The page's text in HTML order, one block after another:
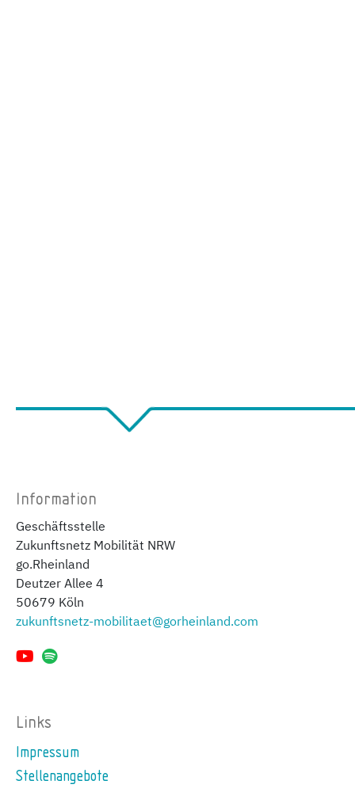
Information
Geschäftsstelle
Zukunftsnetz Mobilität NRW
go.Rheinland
Deutzer Allee 4
50679 Köln
zukunftsnetz-mobilitaet@gorheinland.com
Links
Impressum
Stellenangebote